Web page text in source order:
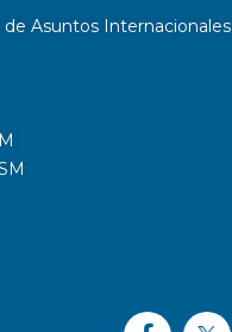
de Asuntos Internacionales